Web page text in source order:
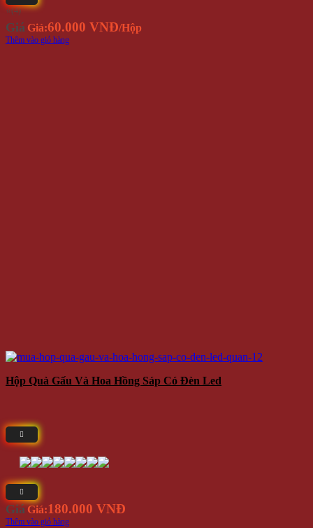
⭐(4)
Giá Giá:60.000 VNĐ/Hộp
Thêm vào giỏ hàng
Hộp Quà Gấu Và Hoa Hồng Sáp Có Đèn Led
Giá Giá:180.000 VNĐ
Thêm vào giỏ hàng